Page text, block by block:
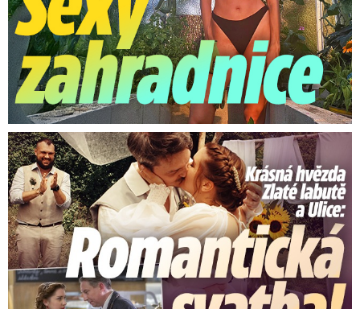
Krásná hvězda Zlaté labutě a Ulice: Romantická svatba